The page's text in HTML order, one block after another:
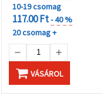
10-19 csomag
117.00 Ft- 40 %
20 csomag +
VÁSÁROL